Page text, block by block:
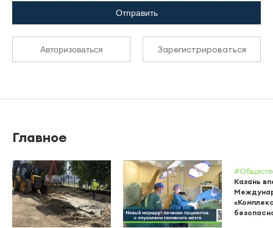
Отправить
Авторизоваться Зарегистрироваться
Главное
Казань